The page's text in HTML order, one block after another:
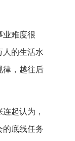
难度很
人的生活水
律，越往后
起认为，
的底线任务